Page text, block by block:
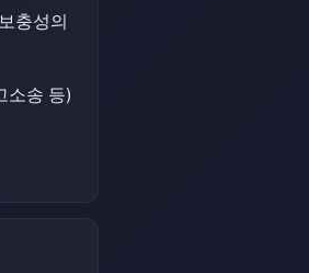
충성의
소송 등)